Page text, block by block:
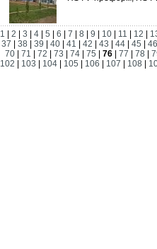
1 2 3 4 5 6 7 8 9 10 11 12
37
|38 |39 |40 |41 |42 |43 |44 |45 |
70
71 72 73 74 75 76 77 78
102
103 104 105 106 107 108